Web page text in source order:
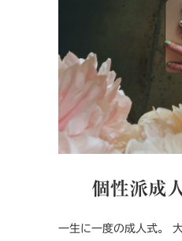
個性派成
一生に一度の成人式。